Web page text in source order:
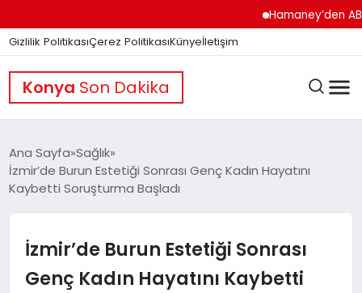
Hamaney’den
Gizlilik PolitikasıÇerez PolitikasıKünyeİletişim
Konya Son Dakika
GÜNDEM
DÜNYA
Ana Sayfa Sağlık
İzmir’de Burun Estetiği Sonrası Genç Kadın Hayatını
Kaybetti Soruşturma Başladı
İzmir’de Burun Estetiği Sonrası
Genç Kadın Hayatını Kaybetti